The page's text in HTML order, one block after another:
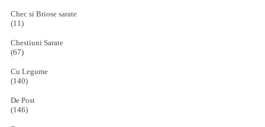
Chec si Briose sarate
(11)
Chestiuni Sarate
(67)
Cu Legume
(140)
De Post
(146)